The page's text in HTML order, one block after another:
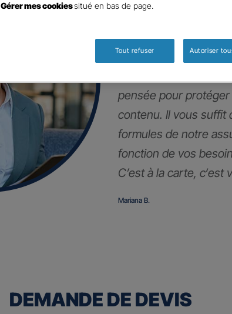
d’expert
pensée pour
contenu. Il vous suffit
formules de notre
fonction de vos
C’est à la carte, c‘est
Mariana B.
DEMANDE DE DEVIS
Gérer mes cookiessitué en bas de page.
Tout refuser Autoriser